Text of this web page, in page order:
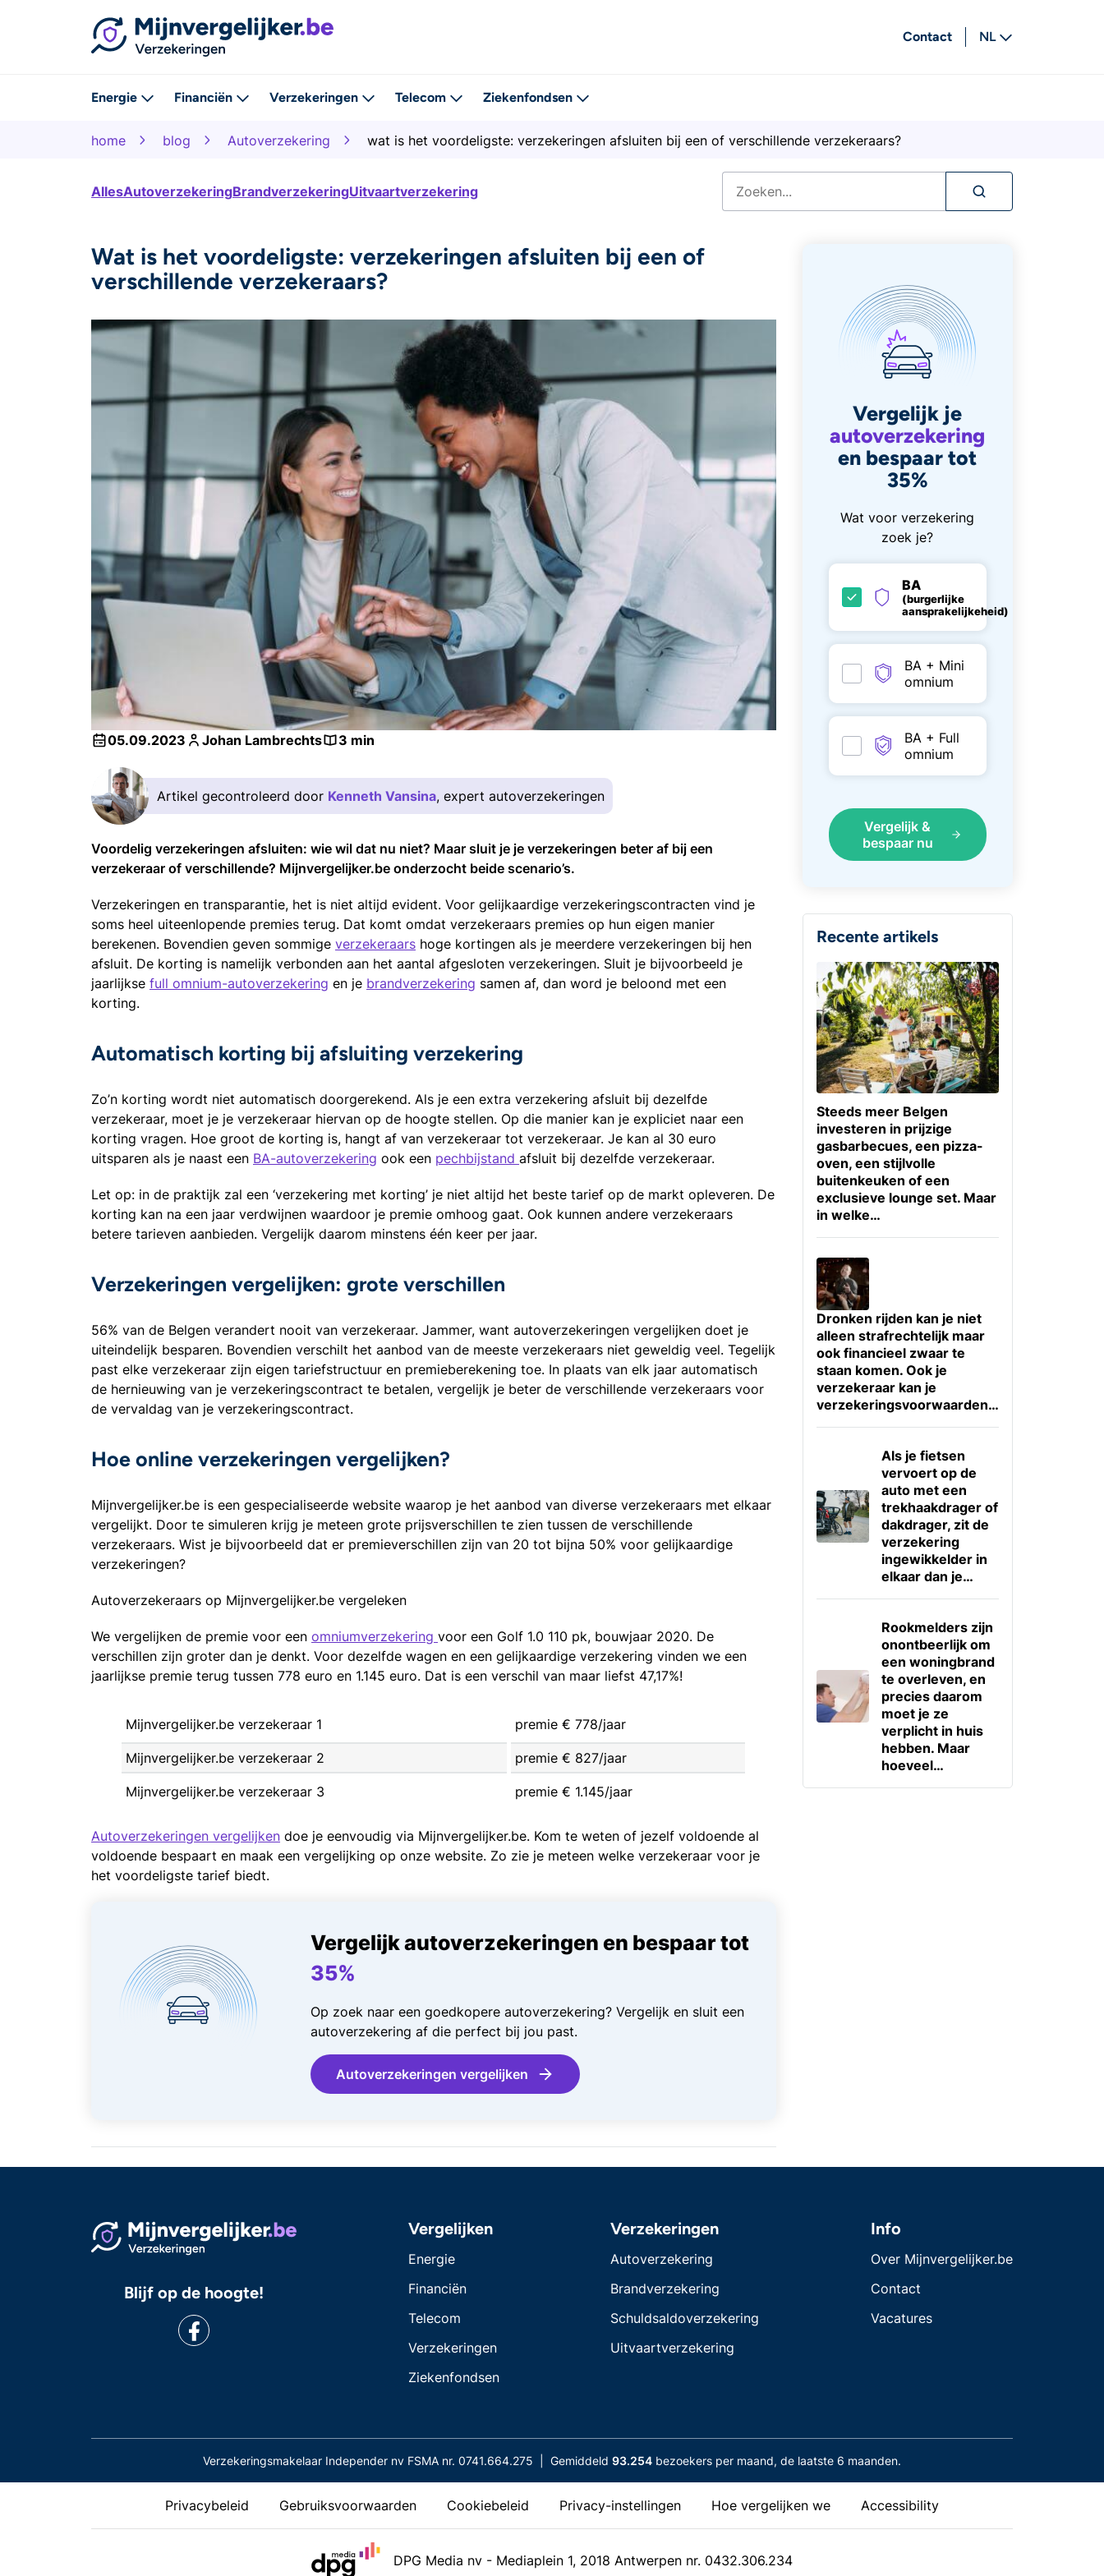
Contact
NL
Energie Financiën Verzekeringen Telecom Ziekenfondsen
home blog Autoverzekering wat is het voordeligste: verzekeringen afsluiten bij een of verschillende verzekeraars?
AllesAutoverzekeringBrandverzekeringUitvaartverzekering
Wat is het voordeligste: verzekeringen afsluiten bij een of
verschillende verzekeraars?
05.09.2023 Johan Lambrechts 3 min
Artikel gecontroleerd door Kenneth Vansina, expert autoverzekeringen
Voordelig verzekeringen afsluiten: wie wil dat nu niet? Maar sluit je je verzekeringen beter af bij een
verzekeraar of verschillende? Mijnvergelijker.be onderzocht beide scenario’s.
Verzekeringen en transparantie, het is niet altijd evident. Voor gelijkaardige verzekeringscontracten vind je
soms heel uiteenlopende premies terug. Dat komt omdat verzekeraars premies op hun eigen manier
berekenen. Bovendien geven sommige verzekeraars hoge kortingen als je meerdere verzekeringen bij hen
afsluit. De korting is namelijk verbonden aan het aantal afgesloten verzekeringen. Sluit je bijvoorbeeld je
jaarlijkse full omnium-autoverzekering en je brandverzekering samen af, dan word je beloond met een
korting.
Automatisch korting bij afsluiting verzekering
Zo’n korting wordt niet automatisch doorgerekend. Als je een extra verzekering afsluit bij dezelfde
verzekeraar, moet je je verzekeraar hiervan op de hoogte stellen. Op die manier kan je expliciet naar een
korting vragen. Hoe groot de korting is, hangt af van verzekeraar tot verzekeraar. Je kan al 30 euro
uitsparen als je naast een BA-autoverzekering ook een pechbijstand afsluit bij dezelfde verzekeraar.
Let op: in de praktijk zal een ‘verzekering met korting’ je niet altijd het beste tarief op de markt opleveren. De
korting kan na een jaar verdwijnen waardoor je premie omhoog gaat. Ook kunnen andere verzekeraars
betere tarieven aanbieden. Vergelijk daarom minstens één keer per jaar.
Verzekeringen vergelijken: grote verschillen
56% van de Belgen verandert nooit van verzekeraar. Jammer, want autoverzekeringen vergelijken doet je
uiteindelijk besparen. Bovendien verschilt het aanbod van de meeste verzekeraars niet geweldig veel. Tegelijk
past elke verzekeraar zijn eigen tariefstructuur en premieberekening toe. In plaats van elk jaar automatisch
de hernieuwing van je verzekeringscontract te betalen, vergelijk je beter de verschillende verzekeraars voor
de vervaldag van je verzekeringscontract.
Hoe online verzekeringen vergelijken?
Mijnvergelijker.be is een gespecialiseerde website waarop je het aanbod van diverse verzekeraars met elkaar
vergelijkt. Door te simuleren krijg je meteen grote prijsverschillen te zien tussen de verschillende
verzekeraars. Wist je bijvoorbeeld dat er premieverschillen zijn van 20 tot bijna 50% voor gelijkaardige
verzekeringen?
Autoverzekeraars op Mijnvergelijker.be vergeleken
We vergelijken de premie voor een omniumverzekering voor een Golf 1.0 110 pk, bouwjaar 2020. De
verschillen zijn groter dan je denkt. Voor dezelfde wagen en een gelijkaardige verzekering vinden we een
jaarlijkse premie terug tussen 778 euro en 1.145 euro. Dat is een verschil van maar liefst 47,17%!
Mijnvergelijker.be verzekeraar 1 premie € 778/jaar
Mijnvergelijker.be verzekeraar 2 premie € 827/jaar
Mijnvergelijker.be verzekeraar 3 premie € 1.145/jaar
Autoverzekeringen vergelijken doe je eenvoudig via Mijnvergelijker.be. Kom te weten of jezelf voldoende al
voldoende bespaart en maak een vergelijking op onze website. Zo zie je meteen welke verzekeraar voor je
het voordeligste tarief biedt.
Vergelijk autoverzekeringen en bespaar tot
35%
Op zoek naar een goedkopere autoverzekering? Vergelijk en sluit een
autoverzekering af die perfect bij jou past.
Autoverzekeringen vergelijken
Vergelijk je
autoverzekering
en bespaar tot
35%
Wat voor verzekering
zoek je?
BA
(burgerlijke
aansprakelijkeheid)
BA + Mini
omnium
BA + Full
omnium
Vergelijk &
bespaar nu
Recente artikels
Steeds meer Belgen
investeren in prijzige
gasbarbecues, een pizza-
oven, een stijlvolle
buitenkeuken of een
exclusieve lounge set. Maar
in welke…
Dronken rijden kan je niet
alleen strafrechtelijk maar
ook financieel zwaar te
staan komen. Ook je
verzekeraar kan je
verzekeringsvoorwaarden…
Als je fietsen
vervoert op de
auto met een
trekhaakdrager of
dakdrager, zit de
verzekering
ingewikkelder in
elkaar dan je…
Rookmelders zijn
onontbeerlijk om
een woningbrand
te overleven, en
precies daarom
moet je ze
verplicht in huis
hebben. Maar
hoeveel…
Blijf op de hoogte!
Vergelijken
Energie
Financiën
Telecom
Verzekeringen
Ziekenfondsen
Verzekeringen
Autoverzekering
Brandverzekering
Schuldsaldoverzekering
Uitvaartverzekering
Info
Over Mijnvergelijker.be
Contact
Vacatures
Verzekeringsmakelaar Independer nv FSMA nr. 0741.664.275 | Gemiddeld 93.254 bezoekers per maand, de laatste 6 maanden.
Privacybeleid Gebruiksvoorwaarden Cookiebeleid Privacy-instellingen Hoe vergelijken we Accessibility
DPG Media nv - Mediaplein 1, 2018 Antwerpen nr. 0432.306.234